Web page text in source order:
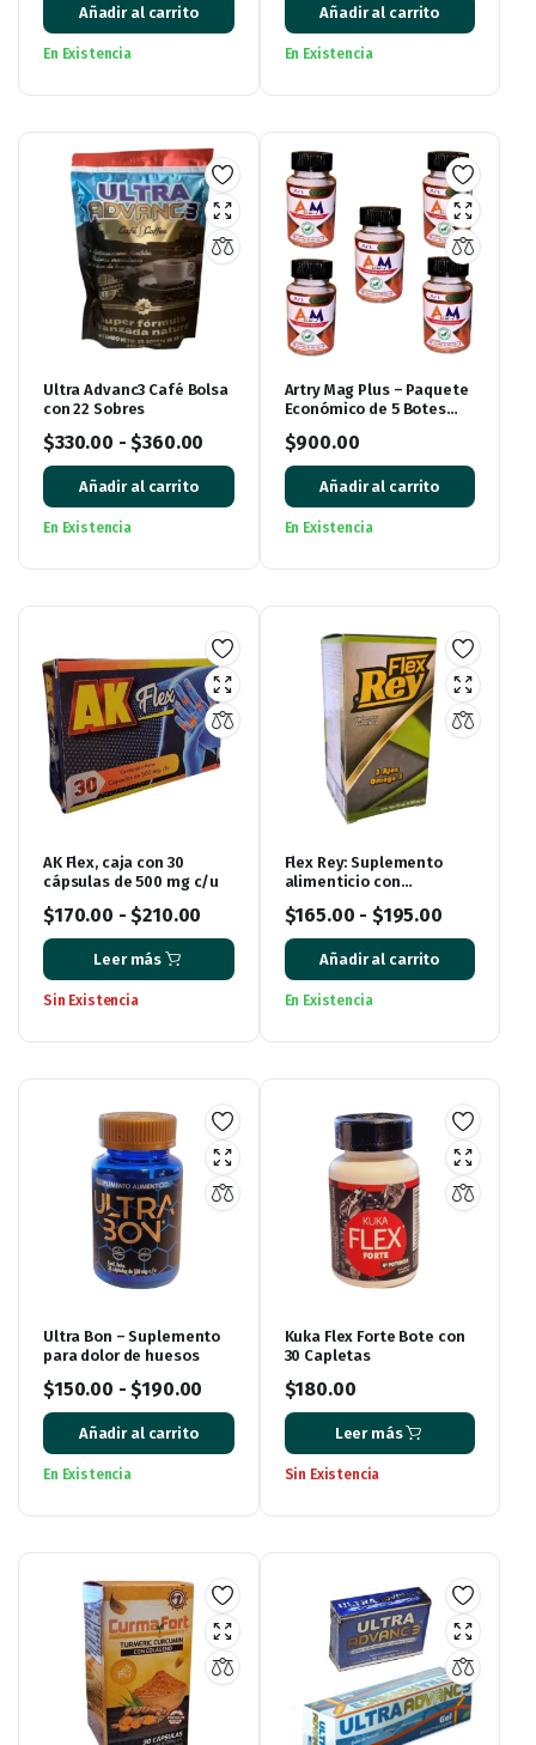
Añadir al carrito
En Existencia
Añadir al carrito
En Existencia
Ultra Advanc3 Café Bolsa
con 22 Sobres
$330.00 - $360.00
Añadir al carrito
En Existencia
Artry Mag Plus – Paquete
Económico de 5 Botes
Uno
$900.00
Añadir al carrito
En Existencia
AK Flex, caja con 30
cápsulas de 500 mg c/u
$170.00 -$210.00
Leer más
Sin Existencia
Flex Rey: Suplemento
alimenticio con
para aliviar el dolor de
huesos
$165.00 - $195.00
Añadir al carrito
En Existencia
Ultra Bon – Suplemento
para dolor de huesos
$150.00 - $190.00
Añadir al carrito
En Existencia
Kuka Flex Forte Bote con
30 Capletas
$180.00
Leer más
Sin Existencia